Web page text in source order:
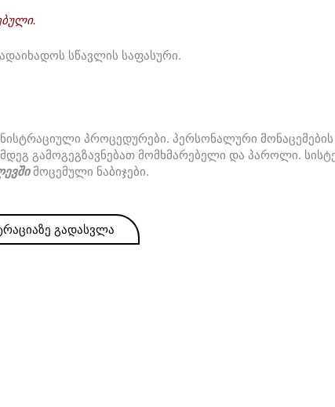
სწავლის საფასური.
პროცედურები. პერსონალური მონაცემების
გამოგეგზავნებათ მომხმარებელი და პაროლი.
მოცემული ნაბიჯები.
გადასვლა